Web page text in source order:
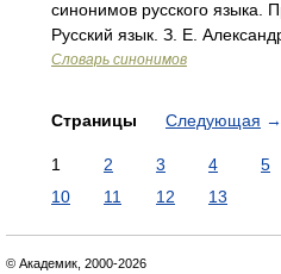
синонимов русского языка.
Русский язык. З. Е.
Словарь синонимов
Страницы Следующая →
1 2 3 4 5
10
11 12 13
© Академик, 2000-2026